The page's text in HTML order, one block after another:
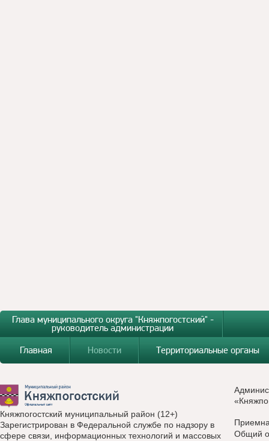
Глава муниципального округа "Княжпогостский" -
руководитель администрации
Главная
Новости Территориальные органы
Княжпогостский муниципальный район (12+)
Зарегистрирован в Федеральной службе по надзору в
сфере связи, информационных технологий и массовых
Общий